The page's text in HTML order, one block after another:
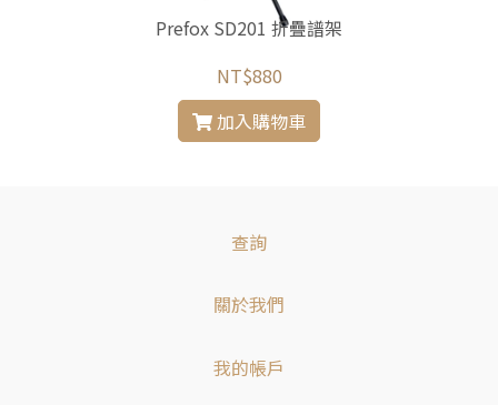
Prefox SD201 折疊譜架
NT$880
加入購物車
查詢
關於我們
我的帳戶